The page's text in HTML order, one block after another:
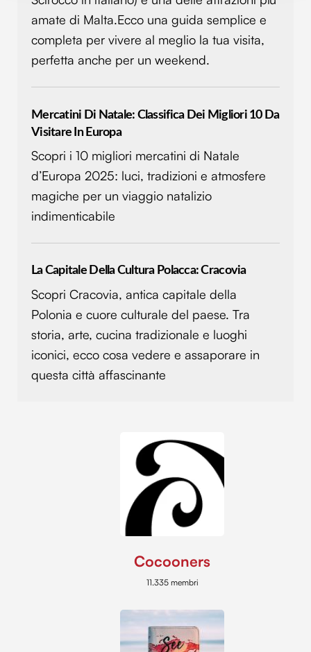
modificare o ritirare il tuo consenso in qualsiasi momento
dalla Dichiarazione sui cookie.
Utilizziamo i cookie per personalizzare contenuti ed
informazioni sul modo in cui utilizzi il nostro sito con i
nostri partner che si occupano di analisi dei dati web,
con altre informazioni che hai fornito loro o che hanno
raccolto dal tuo utilizzo dei loro servizi.
amate di Malta.Ecco una guida semplice e
completa per vivere al meglio la tua visita,
perfetta anche per un weekend.
Mercatini Di Natale: Classifica Dei Migliori 10 Da
Visitare In Europa
Scopri i 10 migliori mercatini di Natale
d’Europa 2025: luci, tradizioni e atmosfere
magiche per un viaggio natalizio
indimenticabile
La Capitale Della Cultura Polacca: Cracovia
Scopri Cracovia, antica capitale della
Polonia e cuore culturale del paese. Tra
storia, arte, cucina tradizionale e luoghi
iconici, ecco cosa vedere e assaporare in
questa città affascinante
Cocooners
11.335 membri